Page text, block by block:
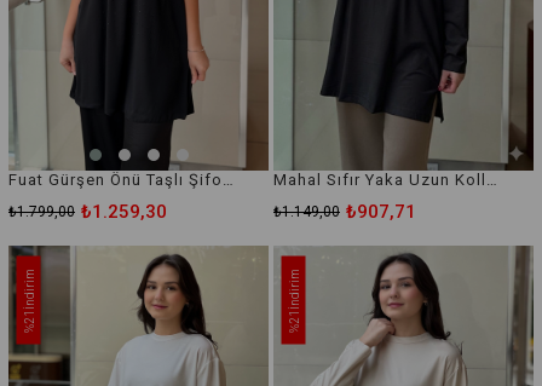
₺1.259,30
₺1.799,00 ₺907,71
₺1.149,00
%21
İndirim
%21
İndirim